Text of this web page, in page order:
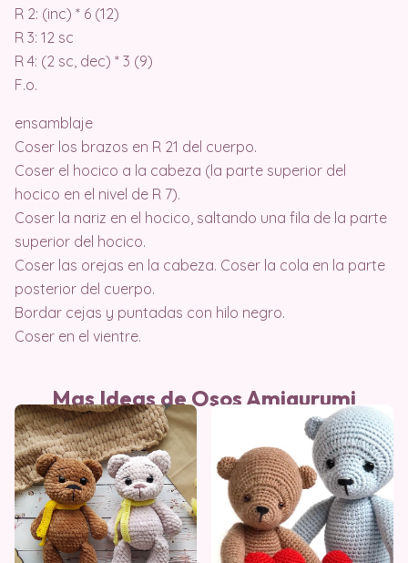
R 2: (inc) * 6 (12)
R 3: 12 sc
R 4: (2 sc, dec) * 3 (9)
F.o.
ensamblaje
Coser los brazos en R 21 del cuerpo.
Coser el hocico a la cabeza (la parte superior del
hocico en el nivel de R 7).
Coser la nariz en el hocico, saltando una fila de la parte
superior del hocico.
Coser las orejas en la cabeza. Coser la cola en la parte
posterior del cuerpo.
Bordar cejas y puntadas con hilo negro.
Coser en el vientre.
Mas Ideas de Osos Amigurumi